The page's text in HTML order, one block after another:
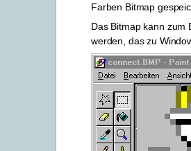
Farben Bitmap
Das Bitmap kann zum
werden, das zu